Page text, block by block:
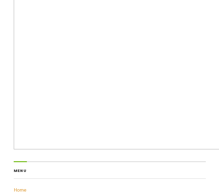
MENU
Home